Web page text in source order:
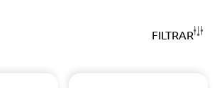
FILTRAR